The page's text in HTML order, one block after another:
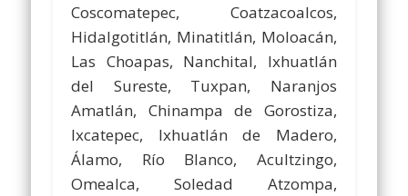
Coscomatepec, Coatzacoalcos,
Hidalgotitlán, Minatitlán, Moloacán,
Las Choapas, Nanchital, Ixhuatlán
del Sureste, Tuxpan, Naranjos
Amatlán, Chinampa de Gorostiza,
Ixcatepec, Ixhuatlán de Madero,
Álamo, Río Blanco, Acultzingo,
Omealca, Soledad Atzompa,